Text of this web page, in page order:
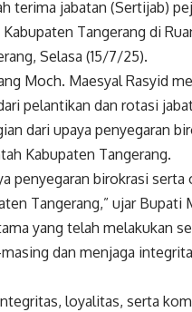
terima jabatan (Sertijab)
Tangerang di
Selasa (15/7/25).
Moch. Maesyal Rasyid
pelantikan dan rotasi
dari upaya penyegaran
Kabupaten Tangerang.
penyegaran birokrasi
Tangerang,” ujar Bupati
yang telah melakukan
dan menjaga
loyalitas, serta